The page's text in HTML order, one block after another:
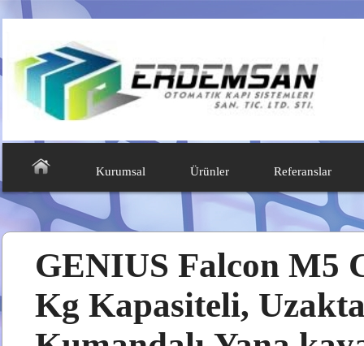
Kurumsal Ürünler Referanslar
GENIUS Falcon M5
Kg Kapasiteli,